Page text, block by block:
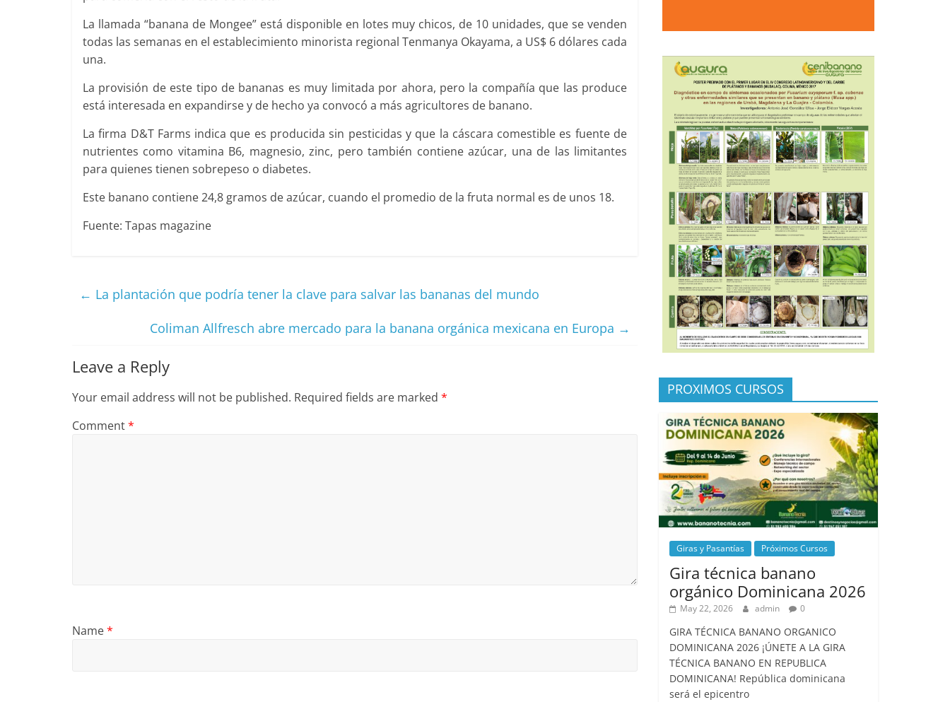
La llamada “banana de Mongee” está disponible en lotes muy chicos, de 10 unidades, que se venden
todas las semanas en el establecimiento minorista regional Tenmanya Okayama, a US$ 6 dólares cada
una. ­
La provisión de este tipo de bananas es muy limitada por ahora, pero la compañía que las produce
está interesada en expandirse y de hecho ya convocó a más agricultores de banano.
La firma D&T Farms indica que es producida sin pesticidas y que la cáscara comestible es fuente de
nutrientes como vitamina B6, magnesio, zinc, pero también contiene azúcar, una de las limitantes
para quienes tienen sobrepeso o diabetes.
Este banano contiene 24,8 gramos de azúcar, cuando el promedio de la fruta normal es de unos 18.
Fuente: Tapas magazine
← La plantación que podría tener la clave para salvar las bananas del mundo
Coliman Allfresch abre mercado para la banana orgánica mexicana en Europa →
Leave a Reply
Your email address will not be published. Required fields are marked *
Comment*
Name*
PROXIMOS CURSOS
Giras y Pasantías Próximos Cursos
Gira técnica banano
orgánico Dominicana 2026
May 22, 2026 admin 0
GIRA TÉCNICA BANANO ORGANICO
DOMINICANA 2026 ¡ÚNETE A LA GIRA
TÉCNICA BANANO EN REPUBLICA
DOMINICANA! República dominicana
será el epicentro